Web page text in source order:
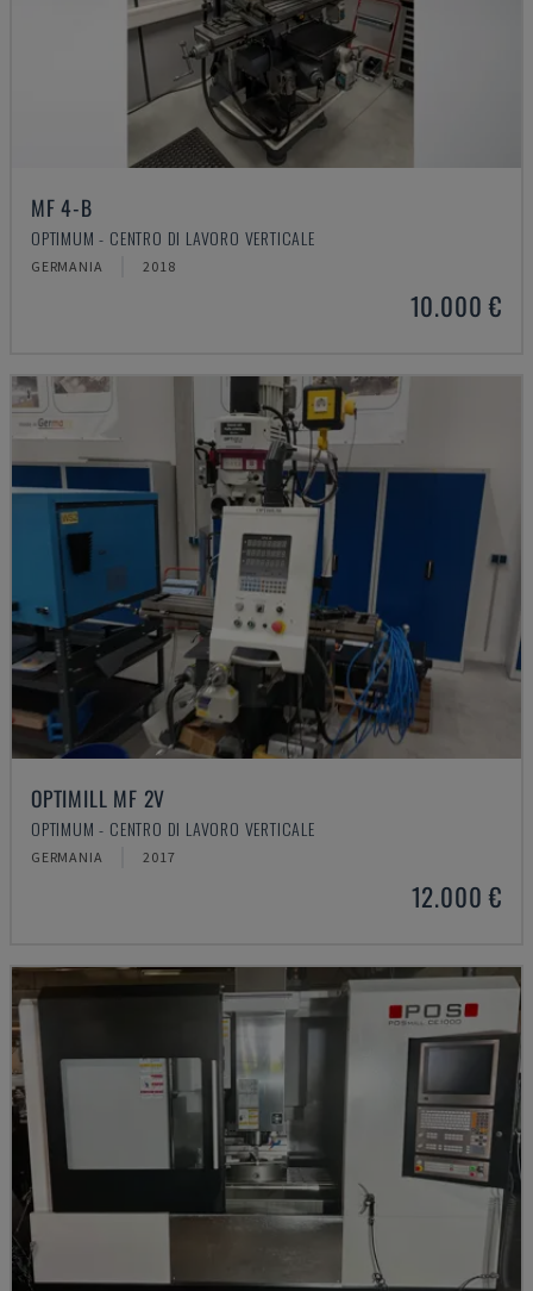
MF 4-B
OPTIMUM - CENTRO DI LAVORO VERTICALE
GERMANIA 2018
10.000 €
OPTIMILL MF 2V
OPTIMUM - CENTRO DI LAVORO VERTICALE
GERMANIA 2017
12.000 €